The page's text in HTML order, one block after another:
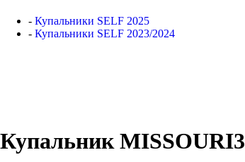
- Купальники SELF 2025
- Купальники SELF 2023/2024
Купальник MISSOURI3